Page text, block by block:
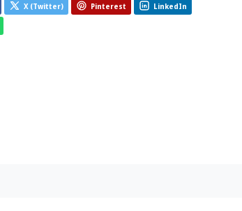
X (Twitter) Pinterest LinkedIn